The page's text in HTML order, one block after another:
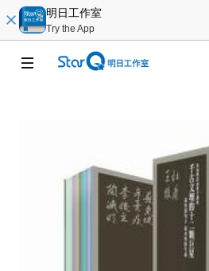
明日工作室
Try the App